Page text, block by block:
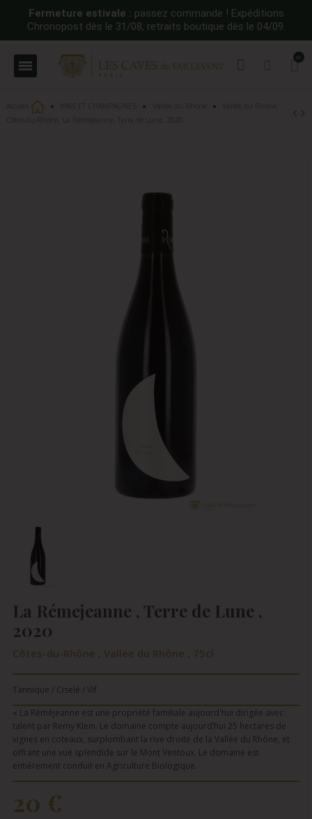
Fermeture estivale : passez commande ! Expéditions
Chronopost dès le 31/08, retraits boutique dès le 04/09.
La Rémejeanne , Terre de Lune ,
2020
Côtes-du-Rhône , Vallée du Rhône , 75cl
Tannique / Ciselé / Vif
« La Réméjeanne est une propriété familiale aujourd'hui dirigée avec
talent par Remy Klein. Le domaine compte aujourd’hui 25 hectares de
vignes en coteaux, surplombant la rive droite de la Vallée du Rhône, et
offrant une vue splendide sur le Mont Ventoux. Le domaine est
entièrement conduit en Agriculture Biologique.
20 €